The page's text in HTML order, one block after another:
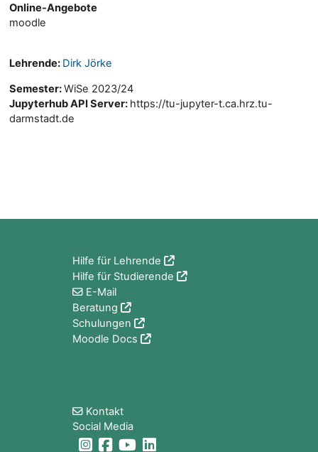
Online-Angebote
moodle
Lehrende: Dirk Jörke
Semester:WiSe 2023/24
Jupyterhub API Server: https://tu-jupyter-t.ca.hrz.tu-
darmstadt.de
Hilfe für Lehrende
Hilfe für Studierende
E-Mail
Beratung
Schulungen
Moodle Docs
Kontakt
Social Media